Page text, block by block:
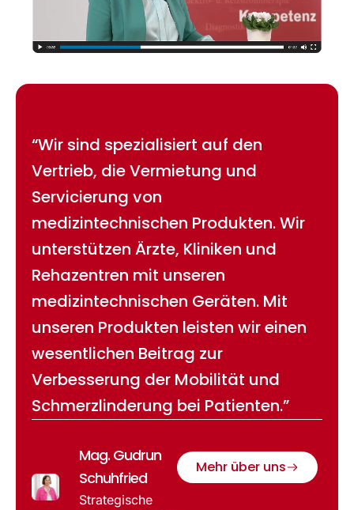
“Wir sind spezialisiert auf den
Vertrieb, die Vermietung und
Servicierung von
medizintechnischen Produkten. Wir
unterstützen Ärzte, Kliniken und
Rehazentren mit unseren
medizintechnischen Geräten. Mit
unseren Produkten leisten wir einen
wesentlichen Beitrag zur
Verbesserung der Mobilität und
Schmerzlinderung bei Patienten.”
Mag. Gudrun
Schuhfried
Strategische
Mehr über uns